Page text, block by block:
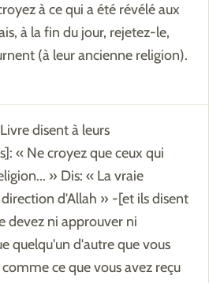
à ce qui a été révélé aux
à la fin du jour, rejetez-le,
(à leur ancienne religion).
disent à leurs
« Ne croyez que ceux qui
» Dis: « La vraie
d'Allah » -[et ils disent
devez ni approuver ni
quelqu'un d'autre que vous
ce que vous avez reçu